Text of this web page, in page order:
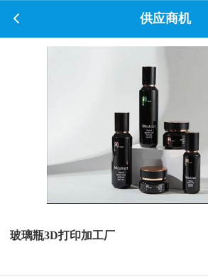
供应商机
玻璃瓶3D打印加工厂